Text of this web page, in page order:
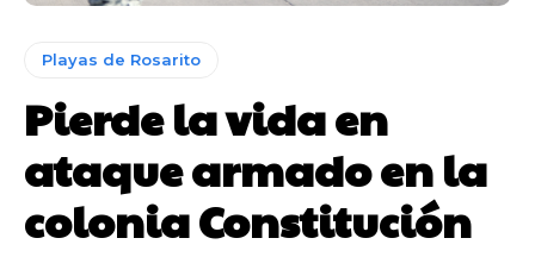
Playas de Rosarito
Pierde la vida en
ataque armado en la
colonia Constitución